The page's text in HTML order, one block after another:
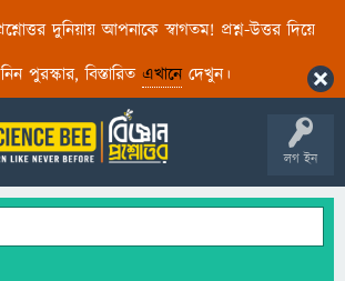
দুনিয়ায় আপনাকে স্বাগতম! প্রশ্ন-উত্তর দিয়ে
পুরস্কার, বিস্তারিত এখানেদেখুন।
লগ ইন